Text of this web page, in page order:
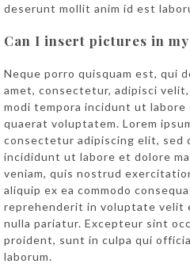
deserunt mollit anim id est
Can I insert pictures in my
Neque porro quisquam est, qui
amet, consectetur, adipisci velit,
modi tempora incidunt ut labore
quaerat voluptatem. Lorem
consectetur adipiscing elit, sed
incididunt ut labore et dolore
veniam, quis nostrud
aliquip ex ea commodo
reprehenderit in voluptate velit
nulla pariatur. Excepteur sint
proident, sunt in culpa qui
laborum.